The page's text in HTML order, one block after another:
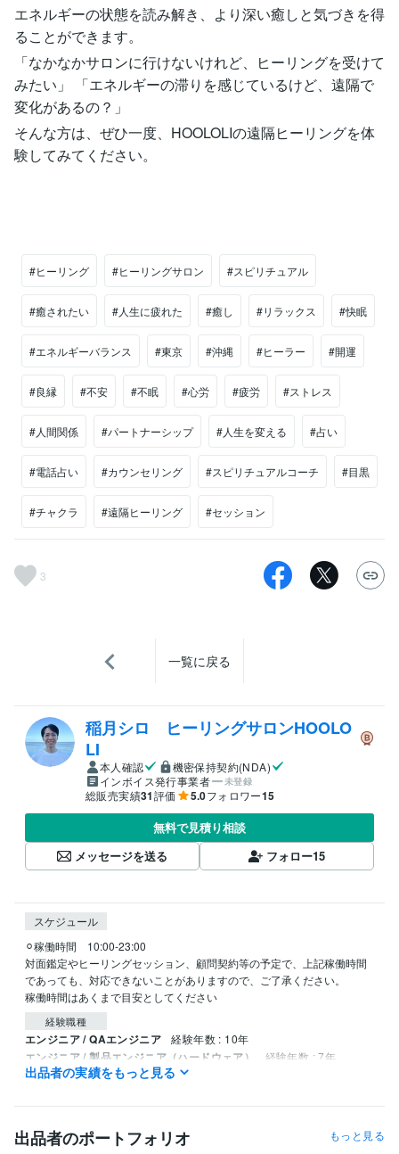
エネルギーの状態を読み解き、より深い癒しと気づきを得
ることができます。
「なかなかサロンに行けないけれど、ヒーリングを受けて
みたい」 「エネルギーの滞りを感じているけど、遠隔で
変化があるの？」
そんな方は、ぜひ一度、HOOLOLIの遠隔ヒーリングを体
験してみてください。
#ヒーリング #ヒーリングサロン #スピリチュアル
#癒されたい #人生に疲れた #癒し #リラックス #快眠
#エネルギーバランス #東京 #沖縄 #ヒーラー #開運
#良縁 #不安 #不眠 #心労 #疲労 #ストレス
#人間関係 #パートナーシップ #人生を変える #占い
#電話占い #カウンセリング #スピリチュアルコーチ #目黒
#チャクラ #遠隔ヒーリング #セッション
3
一覧に戻る
稲月シロ ヒーリングサロンHOOLO
LI
本人確認
機密保持契約(NDA)
インボイス発行事業者
未登録
総販売実績31評価 5.0フォロワー15
無料で見積り相談
メッセージを送る
フォロー15
スケジュール
⚪︎稼働時間　10:00-23:00
対面鑑定やヒーリングセッション、顧問契約等の予定で、上記稼働時間
であっても、対応できないことがありますので、ご了承ください。
経験職種
エンジニア / QAエンジニア 経験年数 : 10年
エンジニア / 製品エンジニア（ハードウェア） 経験年数 : 7年
経営・マネジメント / 経営者・CEO・COO
ライフスタイル・その他 / マッサージ師・セラピスト 経験年数 : 4年
受賞歴
出品者の実績をもっと見る
出品者のポートフォリオ もっと見る